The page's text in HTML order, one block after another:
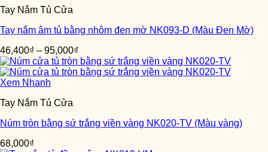
Tay Nắm Tủ Cửa
Tay nắm âm tủ bằng nhôm đen mờ NK093-D (Màu Đen Mờ)
46,400₫ – 95,000₫
Xem Nhanh
Tay Nắm Tủ Cửa
Núm tròn bằng sứ trắng viền vàng NK020-TV (Màu vàng)
68,000₫